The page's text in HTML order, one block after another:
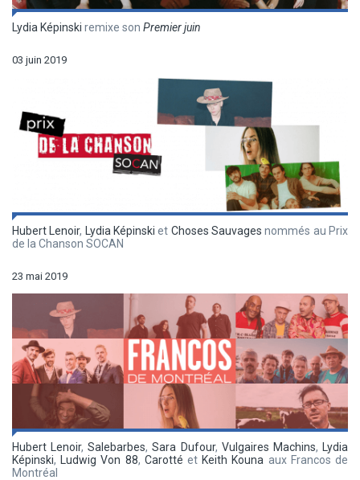
Lydia Képinski remixe son Premier juin
03 juin 2019
Hubert Lenoir, Lydia Képinski et Choses Sauvages nommés au Prix
de la Chanson SOCAN
23 mai 2019
Hubert Lenoir,Salebarbes,Sara Dufour, Vulgaires Machins,
Lydia
Képinski, Ludwig Von 88, Carotté et Keith Kouna aux Francos de
Montréal